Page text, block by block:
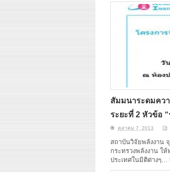
สัมมนาระดมคว
ระยะที่ 2 หัวข้อ
ตุลาคม 7, 2013
สถาบันวิจัยพลังงาน
กระทรวงพลังงาน ใ
ประเทศในมิติต่างๆ...